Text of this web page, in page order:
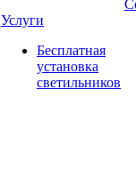
Услуги
Бесплатная
установка
светильников